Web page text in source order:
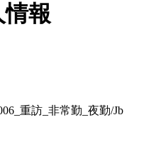
情報
重訪_非常勤_夜勤/Jb